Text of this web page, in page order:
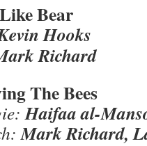
Bear
Hooks
Richard
The Bees
Haifaa al-
Mark Richard,